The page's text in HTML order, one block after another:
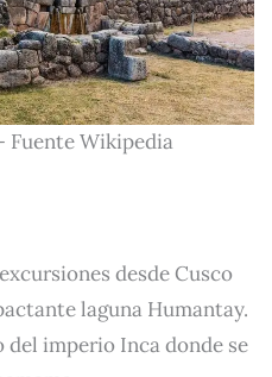
Fuente Wikipedia
desde Cusco
laguna Humantay.
del imperio Inca donde se